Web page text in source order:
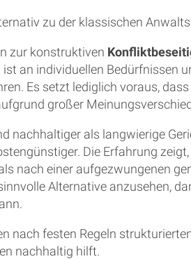
zu der klassischen
zur konstruktiven
an individuellen Bedürfnissen
Es setzt lediglich voraus,
großer
nachhaltiger als langwierige
Die Erfahrung
nach einer aufgezwungenen
Alternative anzusehen,
nach festen Regeln
nachhaltig hilft.